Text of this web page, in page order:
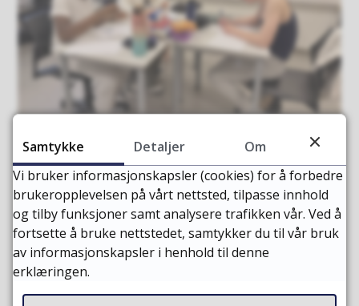
Samarbeid 8.trinn
Bjørn Sørli
Sist endret 28.05.2025 09:23
Samtykke Detaljer
Om
Vi bruker informasjonskapsler (cookies) for å forbedre
brukeropplevelsen på vårt nettsted, tilpasse innhold
og tilby funksjoner samt analysere trafikken vår. Ved å
fortsette å bruke nettstedet, samtykker du til vår bruk
av informasjonskapsler i henhold til denne
erklæringen.